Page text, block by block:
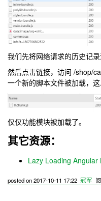
我们先将网络请求的历史记录
然后点击链接，访问 /shop/
一个新的脚本文件被加载，
仅仅功能模块被加载了。
其它资源：
Lazy Loading Angular
posted on2017-10-11 17:22 冠军